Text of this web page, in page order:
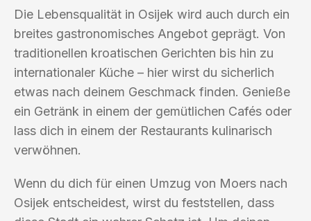
Die Lebensqualität in Osijek wird auch durch ein
breites gastronomisches Angebot geprägt. Von
traditionellen kroatischen Gerichten bis hin zu
internationaler Küche – hier wirst du sicherlich
etwas nach deinem Geschmack finden. Genieße
ein Getränk in einem der gemütlichen Cafés oder
lass dich in einem der Restaurants kulinarisch
verwöhnen.
Wenn du dich für einen Umzug von Moers nach
Osijek entscheidest, wirst du feststellen, dass